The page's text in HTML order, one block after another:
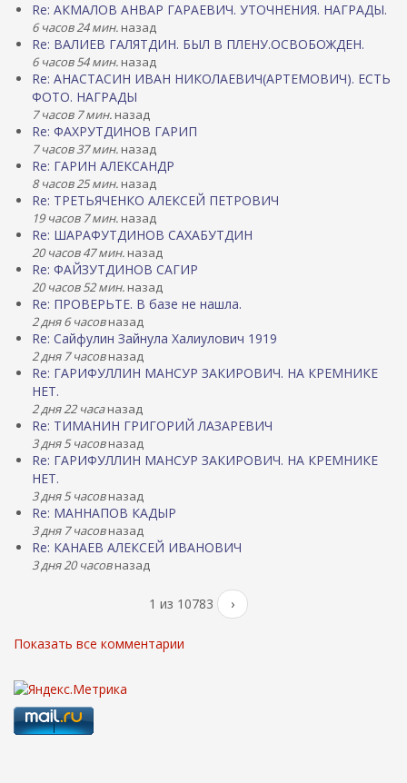
Re: АКМАЛОВ АНВАР ГАРАЕВИЧ. УТОЧНЕНИЯ. НАГРАДЫ.
6 часов 24 мин. назад
Re: ВАЛИЕВ ГАЛЯТДИН. БЫЛ В ПЛЕНУ.ОСВОБОЖДЕН.
6 часов 54 мин. назад
Re: АНАСТАСИН ИВАН НИКОЛАЕВИЧ(АРТЕМОВИЧ). ЕСТЬ
ФОТО. НАГРАДЫ
7 часов 7 мин. назад
Re: ФАХРУТДИНОВ ГАРИП
7 часов 37 мин. назад
Re: ГАРИН АЛЕКСАНДР
8 часов 25 мин. назад
Re: ТРЕТЬЯЧЕНКО АЛЕКСЕЙ ПЕТРОВИЧ
19 часов 7 мин. назад
Re: ШАРАФУТДИНОВ САХАБУТДИН
20 часов 47 мин. назад
Re: ФАЙЗУТДИНОВ САГИР
20 часов 52 мин. назад
Re: ПРОВЕРЬТЕ. В базе не нашла.
2 дня 6 часовназад
Re: Сайфулин Зайнула Халиулович 1919
2 дня 7 часовназад
Re: ГАРИФУЛЛИН МАНСУР ЗАКИРОВИЧ. НА КРЕМНИКЕ
НЕТ.
2 дня 22 часаназад
Re: ТИМАНИН ГРИГОРИЙ ЛАЗАРЕВИЧ
3 дня 5 часовназад
Re: ГАРИФУЛЛИН МАНСУР ЗАКИРОВИЧ. НА КРЕМНИКЕ
НЕТ.
3 дня 5 часовназад
Re: МАННАПОВ КАДЫР
3 дня 7 часовназад
Re: КАНАЕВ АЛЕКСЕЙ ИВАНОВИЧ
3 дня 20 часовназад
1 из 10783 ›
Показать все комментарии